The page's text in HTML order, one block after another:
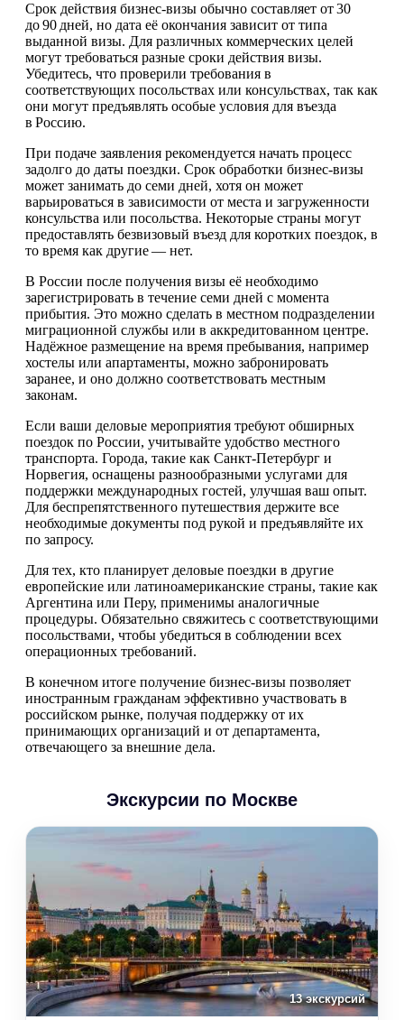
Срок действия бизнес-визы обычно составляет от 30
до 90 дней, но дата её окончания зависит от типа
выданной визы. Для различных коммерческих целей
могут требоваться разные сроки действия визы.
Убедитесь, что проверили требования в
соответствующих посольствах или консульствах, так как
они могут предъявлять особые условия для въезда
в Россию.
При подаче заявления рекомендуется начать процесс
задолго до даты поездки. Срок обработки бизнес-визы
может занимать до семи дней, хотя он может
варьироваться в зависимости от места и загруженности
консульства или посольства. Некоторые страны могут
предоставлять безвизовый въезд для коротких поездок, в
то время как другие — нет.
В России после получения визы её необходимо
зарегистрировать в течение семи дней с момента
прибытия. Это можно сделать в местном подразделении
миграционной службы или в аккредитованном центре.
Надёжное размещение на время пребывания, например
хостелы или апартаменты, можно забронировать
заранее, и оно должно соответствовать местным
законам.
Если ваши деловые мероприятия требуют обширных
поездок по России, учитывайте удобство местного
транспорта. Города, такие как Санкт-Петербург и
Норвегия, оснащены разнообразными услугами для
поддержки международных гостей, улучшая ваш опыт.
Для беспрепятственного путешествия держите все
необходимые документы под рукой и предъявляйте их
по запросу.
Для тех, кто планирует деловые поездки в другие
европейские или латиноамериканские страны, такие как
Аргентина или Перу, применимы аналогичные
процедуры. Обязательно свяжитесь с соответствующими
посольствами, чтобы убедиться в соблюдении всех
операционных требований.
В конечном итоге получение бизнес-визы позволяет
иностранным гражданам эффективно участвовать в
российском рынке, получая поддержку от их
принимающих организаций и от департамента,
отвечающего за внешние дела.
Экскурсии по Москве
13 экскурсий